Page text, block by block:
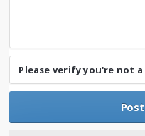
Please verify you're not